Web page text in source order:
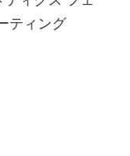
ティング